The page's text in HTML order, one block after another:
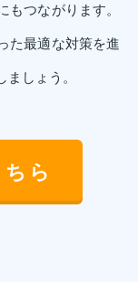
もつながります。
た最適な対策を進
しょう。
ら